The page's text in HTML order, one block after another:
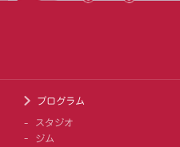
プログラム
スタジオ
ジム